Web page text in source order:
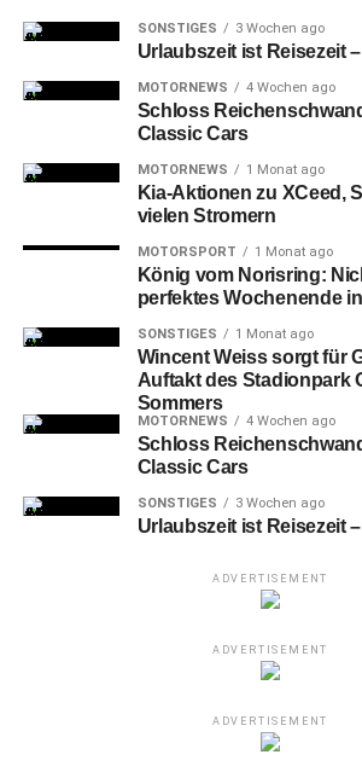
Führung zu – 35-Nathaniel Brown (FCN)
kehrten die wiedergenesenen
Möller Daehli zurück. In der Offensive
neues Personal. Taktisch sortierte
SONSTIGES 3 Wochen ago
Urlaubszeit ist Reisezeit
MOTORNEWS 4 Wochen ago
Schloss
Classic Cars
MOTORNEWS 1 Monat ago
Kia-Aktionen zu XCeed,
vielen Stromern
MOTORSPORT 1 Monat ago
König vom Norisring:
perfektes Wochenende
SONSTIGES 1 Monat ago
Wincent Weiss sorgt für
Auftakt des Stadionpark
Sommers
MOTORNEWS 4 Wochen ago
Schloss
Classic Cars
SONSTIGES 3 Wochen ago
Urlaubszeit ist Reisezeit
ADVERTISEMENT
ADVERTISEMENT
ADVERTISEMENT